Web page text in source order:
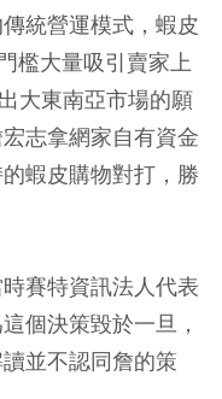
統營運模式，蝦皮
檻大量吸引賣家上
大東南亞市場的願
志拿網家自有資金
蝦皮購物對打，勝
賽特資訊法人代表
個決策毀於一旦，
並不認同詹的策